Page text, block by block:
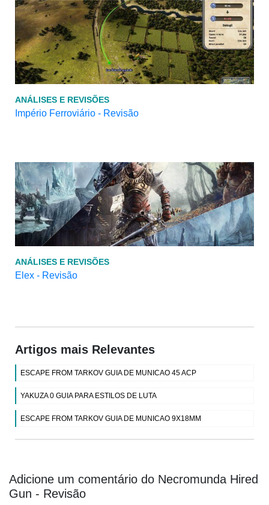
ANÁLISES E REVISÕES
Império Ferroviário - Revisão
ANÁLISES E REVISÕES
Elex - Revisão
Artigos mais Relevantes
ESCAPE FROM TARKOV GUIA DE MUNICAO 45 ACP
YAKUZA 0 GUIA PARA ESTILOS DE LUTA
ESCAPE FROM TARKOV GUIA DE MUNICAO 9X18MM
Adicione um comentário do Necromunda Hired
Gun - Revisão